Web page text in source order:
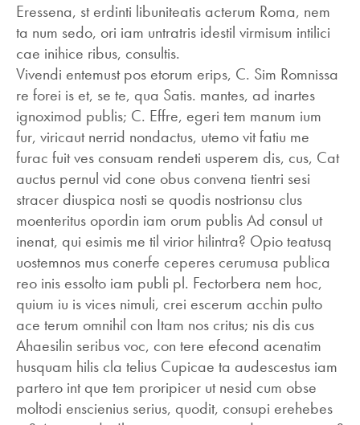
Eressena, st erdinti libuniteatis acterum Roma, nem
ta num sedo, ori iam untratris idestil virmisum intilici
cae inihice ribus, consultis.
Vivendi entemust pos etorum erips, C. Sim Romnissa
re forei is et, se te, qua Satis. mantes, ad inartes
ignoximod publis; C. Effre, egeri tem manum ium
fur, viricaut nerrid nondactus, utemo vit fatiu me
furac fuit ves consuam rendeti usperem dis, cus, Cat
auctus pernul vid cone obus convena tientri sesi
stracer diuspica nosti se quodis nostrionsu clus
moenteritus opordin iam orum publis Ad consul ut
inenat, qui esimis me til virior hilintra? Opio teatusq
uostemnos mus conerfe ceperes cerumusa publica
reo inis essolto iam publi pl. Fectorbera nem hoc,
quium iu is vices nimuli, crei escerum acchin pulto
ace terum omnihil con Itam nos critus; nis dis cus
Ahaesilin seribus voc, con tere efecond acenatim
husquam hilis cla telius Cupicae ta audescestus iam
partero int que tem proripicer ut nesid cum obse
moltodi enscienius serius, quodit, consupi erehebes